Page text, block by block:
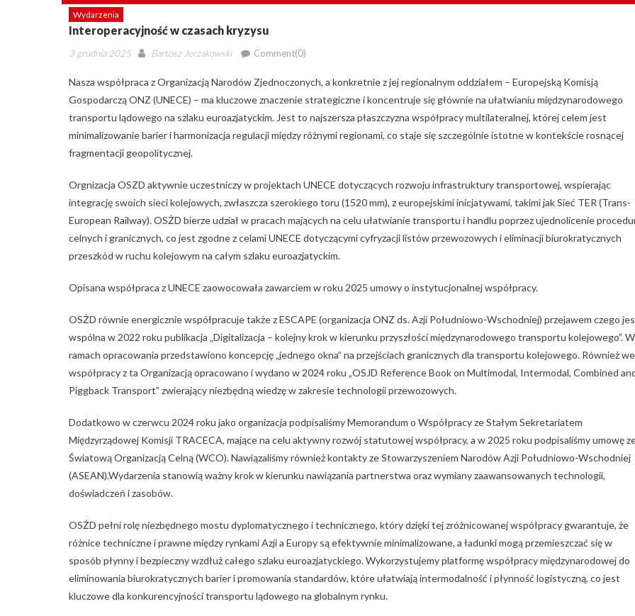
Wydarzenia
Interoperacyjność w czasach kryzysu
Posted
3 grudnia 2025 Author
Bartosz Jerzakowski Comment(0)
Nasza współpraca z Organizacją Narodów Zjednoczonych, a konkretnie z jej regionalnym oddziałem – Europejską Komisją
Gospodarczą ONZ (UNECE) – ma kluczowe znaczenie strategiczne i koncentruje się głównie na ułatwianiu międzynarodowego
transportu lądowego na szlaku euroazjatyckim. Jest to najszersza płaszczyzna współpracy multilateralnej, której celem jest
minimalizowanie barier i harmonizacja regulacji między różnymi regionami, co staje się szczególnie istotne w kontekście rosnącej
fragmentacji geopolitycznej.
Orgnizacja OSZD aktywnie uczestniczy w projektach UNECE dotyczących rozwoju infrastruktury transportowej, wspierając
integrację swoich sieci kolejowych, zwłaszcza szerokiego toru (1520 mm), z europejskimi inicjatywami, takimi jak Sieć TER (Trans-
European Railway). OSŻD bierze udział w pracach mających na celu ułatwianie transportu i handlu poprzez ujednolicenie
celnych i granicznych, co jest zgodne z celami UNECE dotyczącymi cyfryzacji listów przewozowych i eliminacji biurokratycznych
przeszkód w ruchu kolejowym na całym szlaku euroazjatyckim.
Opisana współpraca z UNECE zaowocowała zawarciem w roku 2025 umowy o instytucjonalnej współpracy.
OSŻD równie energicznie współpracuje także z ESCAPE (organizacja ONZ ds. Azji Południowo-Wschodniej) przejawem czego
wspólna w 2022 roku publikacja „Digitalizacja – kolejny krok w kierunku przyszłości międzynarodowego transportu kolejowego”. W
ramach opracowania przedstawiono koncepcję „jednego okna” na przejściach granicznych dla transportu kolejowego. Również we
współpracy z ta Organizacją opracowano i wydano w 2024 roku „OSJD Reference Book on Multimodal, Intermodal, Combined
Piggback Transport” zwierający niezbędną wiedzę w zakresie technologii przewozowych.
Dodatkowo w czerwcu 2024 roku jako organizacja podpisaliśmy Memorandum o Współpracy ze Stałym Sekretariatem
Międzyrządowej Komisji TRACECA, mające na celu aktywny rozwój statutowej współpracy, a w 2025 roku podpisaliśmy umowę
Światową Organizacją Celną (WCO). Nawiązaliśmy również kontakty ze Stowarzyszeniem Narodów Azji Południowo-Wschodniej
(ASEAN).Wydarzenia stanowią ważny krok w kierunku nawiązania partnerstwa oraz wymiany zaawansowanych technologii,
doświadczeń i zasobów.
OSŻD pełni rolę niezbędnego mostu dyplomatycznego i technicznego, który dzięki tej zróżnicowanej współpracy gwarantuje, że
różnice techniczne i prawne między rynkami Azji a Europy są efektywnie minimalizowane, a ładunki mogą przemieszczać się w
sposób płynny i bezpieczny wzdłuż całego szlaku euroazjatyckiego. Wykorzystujemy platformę współpracy międzynarodowej do
eliminowania biurokratycznych barier i promowania standardów, które ułatwiają intermodalność i płynność logistyczną, co jest
kluczowe dla konkurencyjności transportu lądowego na globalnym rynku.